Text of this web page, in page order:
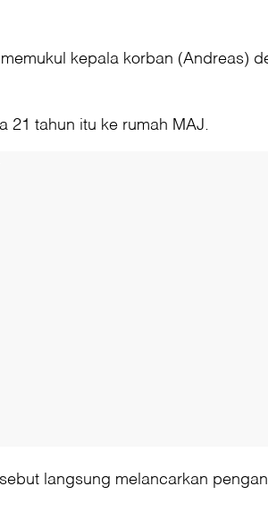
kepala korban (Andreas)
21 tahun itu ke rumah MAJ.
langsung melancarkan